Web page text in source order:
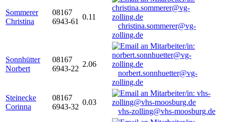
Sommerer
Christina
08167
6943-61
0.11
christina.sommerer@vg-
zolling.de
Sonnhütter
Norbert
08167
6943-22
2.06
norbert.sonnhuetter@vg-
zolling.de
Steinecke
Corinna
08167
6943-32
0.03
vhs-zolling@vhs-moosburg.de